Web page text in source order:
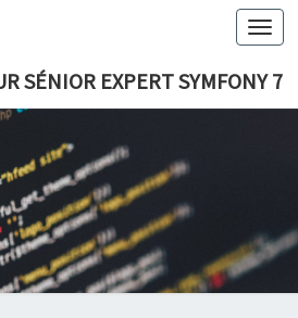
SÉNIOR EXPERT SYMFONY 7